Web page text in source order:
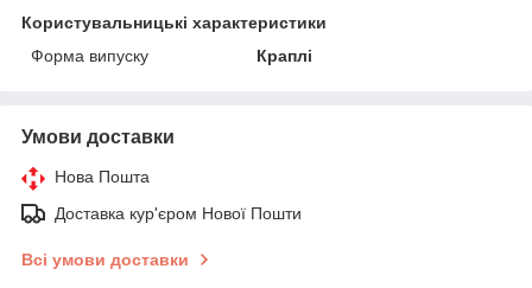
Користувальницькі характеристики
Форма випуску
Краплі
Умови доставки
Нова Пошта
Доставка кур'єром Нової Пошти
Всі умови доставки